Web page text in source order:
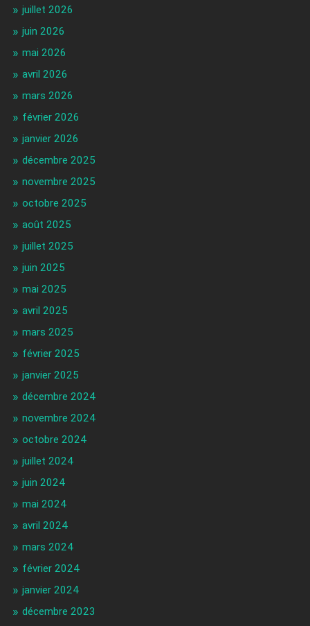
juillet 2026
juin 2026
mai 2026
avril 2026
mars 2026
février 2026
janvier 2026
décembre 2025
novembre 2025
octobre 2025
août 2025
juillet 2025
juin 2025
mai 2025
avril 2025
mars 2025
février 2025
janvier 2025
décembre 2024
novembre 2024
octobre 2024
juillet 2024
juin 2024
mai 2024
avril 2024
mars 2024
février 2024
janvier 2024
décembre 2023